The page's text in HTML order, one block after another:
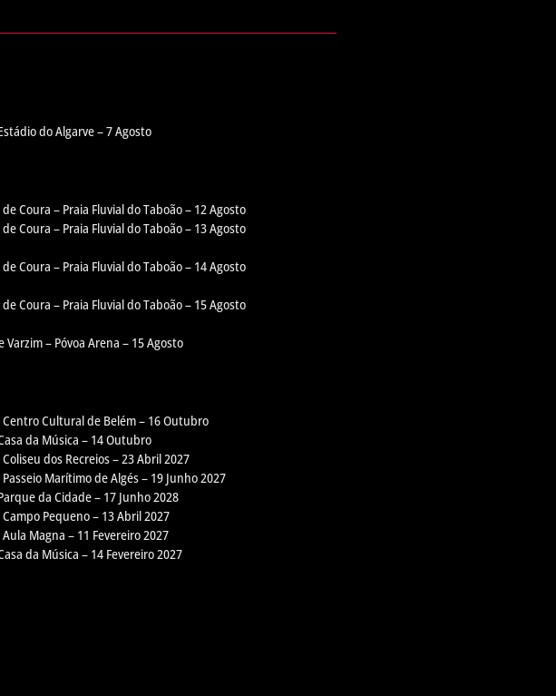
do Algarve – 7 Agosto
Coura – Praia Fluvial do Taboão – 12 Agosto
Coura – Praia Fluvial do Taboão – 13 Agosto
Coura – Praia Fluvial do Taboão – 14 Agosto
Coura – Praia Fluvial do Taboão – 15 Agosto
Varzim – Póvoa Arena – 15 Agosto
Centro Cultural de Belém – 16 Outubro
da Música – 14 Outubro
Coliseu dos Recreios – 23 Abril 2027
Marítimo de Algés – 19 Junho 2027
da Cidade – 17 Junho 2028
Campo Pequeno – 13 Abril 2027
Aula Magna – 11 Fevereiro 2027
da Música – 14 Fevereiro 2027